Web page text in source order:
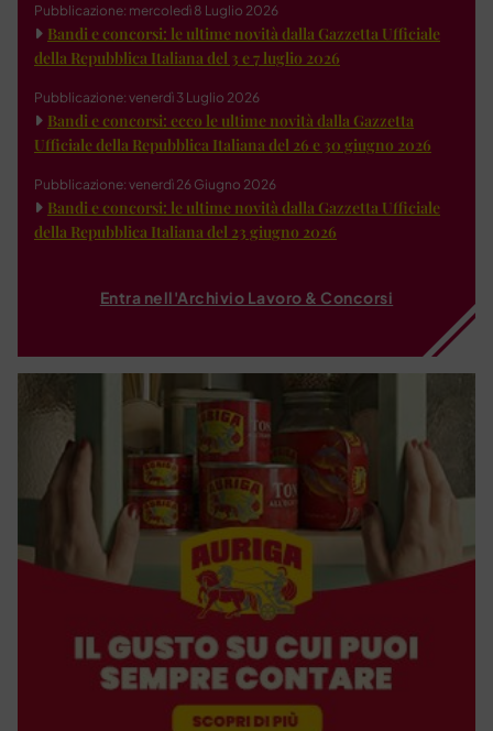
Pubblicazione: mercoledì 8 Luglio 2026
Bandi e concorsi: le ultime novità dalla Gazzetta Ufficiale
della Repubblica Italiana del 3 e 7 luglio 2026
Pubblicazione: venerdì 3 Luglio 2026
Bandi e concorsi: ecco le ultime novità dalla Gazzetta
Ufficiale della Repubblica Italiana del 26 e 30 giugno 2026
Pubblicazione: venerdì 26 Giugno 2026
Bandi e concorsi: le ultime novità dalla Gazzetta Ufficiale
della Repubblica Italiana del 23 giugno 2026
Entra nell'Archivio Lavoro & Concorsi